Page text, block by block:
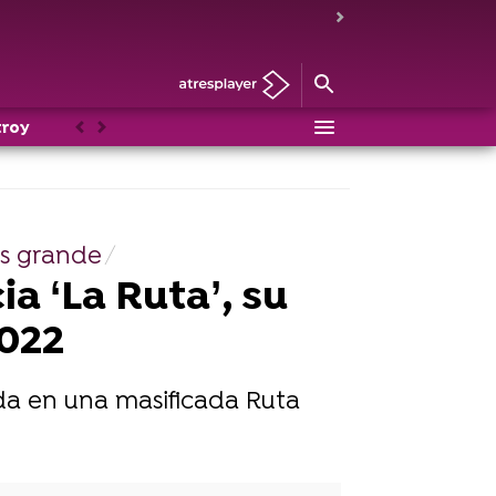
Noticias
AnteriorSiguiente
grande
‘La Ruta’, su
en una masificada Ruta